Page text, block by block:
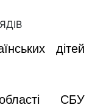
дітей
СБУ